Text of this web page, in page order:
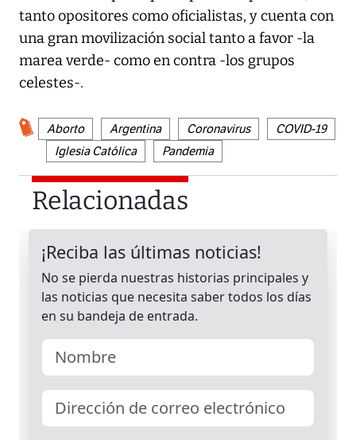
tanto opositores como oficialistas, y cuenta con
una gran movilización social tanto a favor -la
marea verde- como en contra -los grupos
celestes-.
Aborto Argentina Coronavirus
COVID-19
Iglesia Católica
Pandemia
Relacionadas